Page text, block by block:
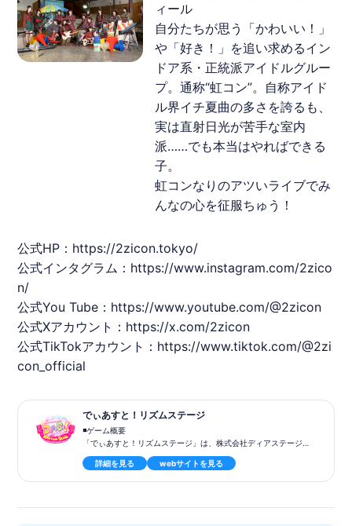
ィール
自分たちが思う「かわいい！」
や「好き！」を追い求めるイン
ドア系・正統派アイドルグルー
プ。通称“虹コン”。自称アイド
ル界イチ夏曲の多さを誇るも、
実は直射日光が苦手な室内
派……でも本当はやればできる
子。
虹コンなりのアツいライブでみ
んなの心を征服ちゅう！
公式HP： https://2zicon.tokyo/
公式インタグラム： https://www.instagram.com/2zico
n/
公式You Tube： https://www.youtube.com/@2zicon
公式Xアカウント： https://x.com/2zicon
公式TikTokアカウント： https://www.tiktok.com/@2zi
con_official
でぃあすと！リズムステージ
◾️ゲーム概要
「でぃあすと！リズムステージ」は、株式会社ディアステージ所
属のVTuberたちが登場する「でぃあすと！」の世界観をベース
に、キャラクター育成とリズムゲームを融合させた新感覚のWeb
3タイトルです。
◾️ゲーム内容
詳細を見る webサイトを見る